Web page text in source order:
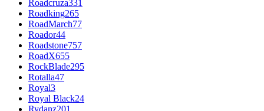
Roadcruza331
Roadking265
RoadMarch77
Roador44
Roadstone757
RoadX655
RockBlade295
Rotalla47
Royal3
Royal Black24
Rydanz201